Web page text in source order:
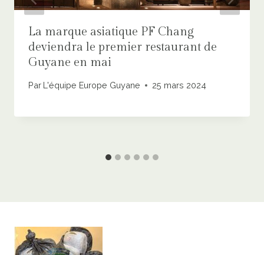
La marque asiatique PF Chang
deviendra le premier restaurant de
Guyane en mai
Par L'équipe Europe Guyane 25 mars 2024